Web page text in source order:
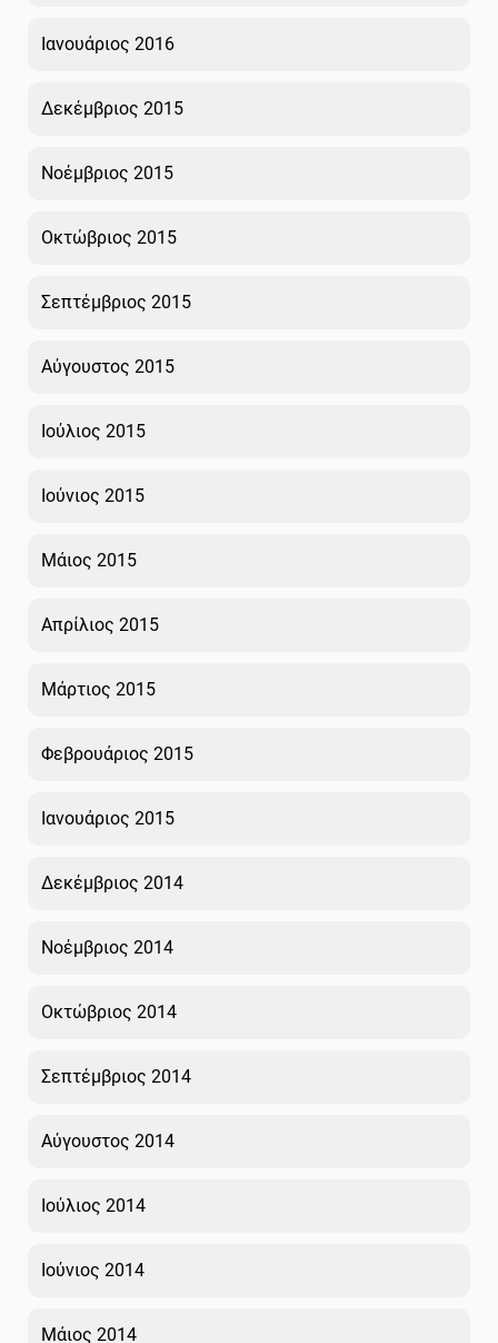
Ιανουάριος 2016
Δεκέμβριος 2015
Νοέμβριος 2015
Οκτώβριος 2015
Σεπτέμβριος 2015
Αύγουστος 2015
Ιούλιος 2015
Ιούνιος 2015
Μάιος 2015
Απρίλιος 2015
Μάρτιος 2015
Φεβρουάριος 2015
Ιανουάριος 2015
Δεκέμβριος 2014
Νοέμβριος 2014
Οκτώβριος 2014
Σεπτέμβριος 2014
Αύγουστος 2014
Ιούλιος 2014
Ιούνιος 2014
Μάιος 2014